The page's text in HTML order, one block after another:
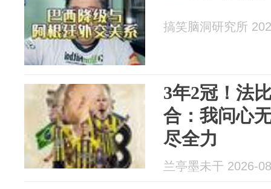
搞笑脑洞研究所
3年2冠！法
合：我问心
尽全力
兰亭墨未干 2026-